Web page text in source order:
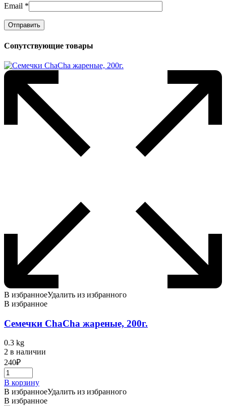
Email *
Сопутствующие товары
В избранноеУдалить из избранного
В избранное
Семечки ChaCha жареные, 200г.
0.3 kg
2 в наличии
240₽
В корзину
В избранноеУдалить из избранного
В избранное